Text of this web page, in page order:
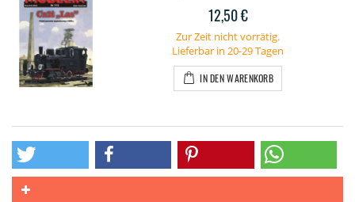
12,50 €
Zur Zeit nicht vorrätig.
Lieferbar in 20-29 Tagen
IN DEN WARENKORB